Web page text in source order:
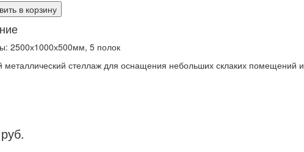
в корзину
2500х1000х500мм, 5 полок
металлический стеллаж для оснащения небольших склаких помещений и